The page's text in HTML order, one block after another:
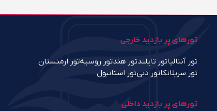
تورهای پر بازدید خارجی
تور آنتالیاتور تایلندتور هندتور روسیهتور ارمنستان
تور سریلانکاتور دبیتور استانبول
تورهای پر بازدید داخلی